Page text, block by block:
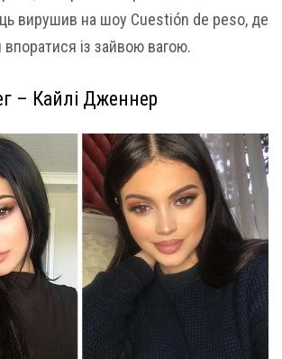
вирушив на шоу Cuestión de peso, де
із зайвою вагою.
– Кайлі Дженнер